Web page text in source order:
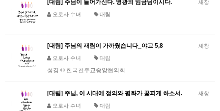
새창
[대림] 주님이 들어가신다. 영광의 임금님이시다.
오로사 수녀 대림
새창
[대림] 주님의 재림이 가까웠습니다_야고 5,8
오로사 수녀 대림
성경 © 한국천주교중앙협의회
새창
[대림] 주님, 이 시대에 정의와 평화가 꽃피게 하소서.
오로사 수녀 대림